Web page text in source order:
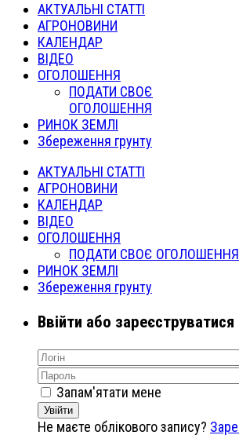
АКТУАЛЬНІ СТАТТІ
АГРОНОВИНИ
КАЛЕНДАР
ВІДЕО
ОГОЛОШЕННЯ
ПОДАТИ СВОЄ
ОГОЛОШЕННЯ
РИНОК ЗЕМЛІ
Збереження грунту
АКТУАЛЬНІ СТАТТІ
АГРОНОВИНИ
КАЛЕНДАР
ВІДЕО
ОГОЛОШЕННЯ
ПОДАТИ СВОЄ ОГОЛОШЕННЯ
РИНОК ЗЕМЛІ
Збереження грунту
Ввійти або зареєструватися
Запам'ятати мене
Увійти
Не маєте облікового запису?